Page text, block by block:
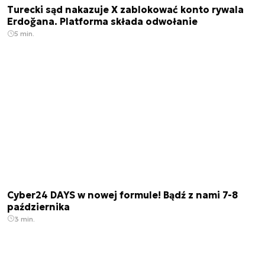
Turecki sąd nakazuje X zablokować konto rywala
Erdoğana. Platforma składa odwołanie
5 min.
Cyber24 DAYS w nowej formule! Bądź z nami 7-8
października
3 min.